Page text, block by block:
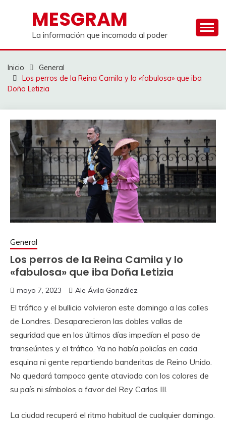
contenidoMESGRAM
La información que incomoda al poder
Inicio
General
Los perros de la Reina Camila y lo «fabulosa» que iba
Doña Letizia
General
Los perros de la Reina Camila y lo
«fabulosa» que iba Doña Letizia
mayo 7, 2023 Ale Ávila González
El tráfico y el bullicio volvieron este domingo a las calles
de Londres. Desaparecieron las dobles vallas de
seguridad que en los últimos días impedían el paso de
transeúntes y el tráfico. Ya no había policías en cada
esquina ni gente repartiendo banderitas de Reino Unido.
No quedará tampoco gente ataviada con los colores de
su país ni símbolos a favor del Rey Carlos III.
La ciudad recuperó el ritmo habitual de cualquier domingo.